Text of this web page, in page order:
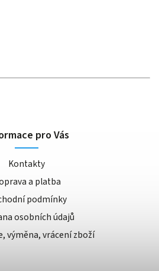
pro Vás
Kontakty
a platba
podmínky
osobních údajů
výměna, vrácení zboží